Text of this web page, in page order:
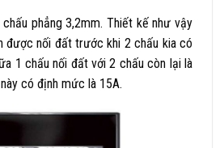
phẳng 3,2mm. Thiết kế như vậy
được nối đất trước khi 2 chấu kia có
1 chấu nối đất với 2 chấu còn lại là
có định mức là 15A.